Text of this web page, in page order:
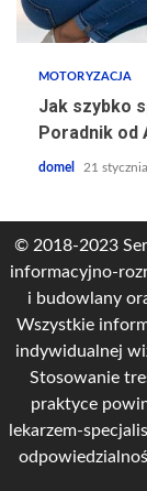
MOTORYZACJA
Jak szybko
Poradnik od
domel 21
© 2018-2023
informacyjno-
i budowlany
Wszystkie
indywidualnej
Stosowanie
praktyce
lekarzem-